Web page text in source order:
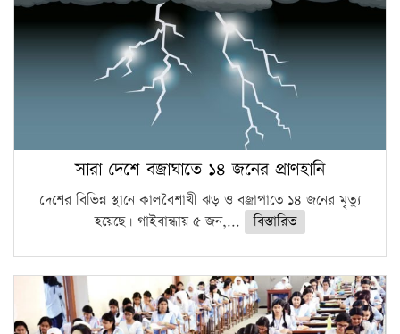
সারা দেশে বজ্রাঘাতে ১৪ জনের প্রাণহানি
দেশের বিভিন্ন স্থানে কালবৈশাখী ঝড় ও বজ্রাপাতে ১৪ জনের মৃত্যু
হয়েছে। গাইবান্ধায় ৫ জন,...
বিস্তারিত